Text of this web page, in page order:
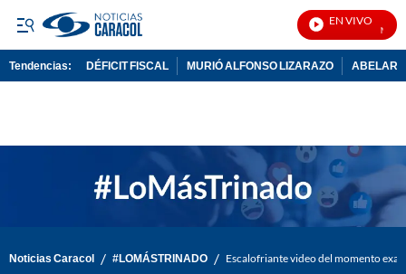
EN VIVO
Tendencias: DÉFICIT FISCAL MURIÓ ALFONSO LIZARAZO
Noticias Caracol / #LOMÁSTRINADO / Escalofriante video del momento